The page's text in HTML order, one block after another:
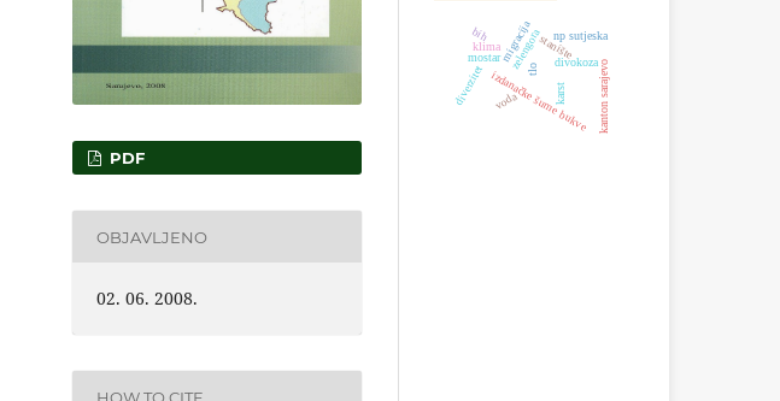
PDF
OBJAVLJENO
02. 06. 2008.
HOW TO CITE
stanište
divokoza
zelengora np sutjeska
migracija
karst
tlo
voda
klima
mostar
izdanačke šume bukve
diverzitet kanton sarajevo
bih